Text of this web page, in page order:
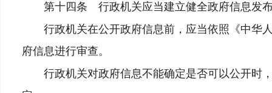
第十四条 行政机关应当建立健全政府信息发布
行政机关在公开政府信息前，应当依照《中华人
府信息进行审查。
行政机关对政府信息不能确定是否可以公开时，